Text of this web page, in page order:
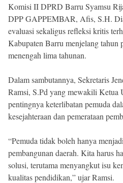
Komisi II DPRD Barru Syamsu
DPP GAPPEMBAR, Afis, S.H.
evaluasi sekaligus refleksi kritis
Kabupaten Barru menjelang tahun
menengah lima tahunan.
Dalam sambutannya, Sekretaris
Ramsi, S.Pd yang mewakili Ketua
pentingnya keterlibatan pemuda
kesejahteraan dan pemerataan
“Pemuda tidak boleh hanya
pembangunan daerah. Kita harus
solusi, terutama menyangkut isu
kualitas pendidikan,” ujar Ramsi.